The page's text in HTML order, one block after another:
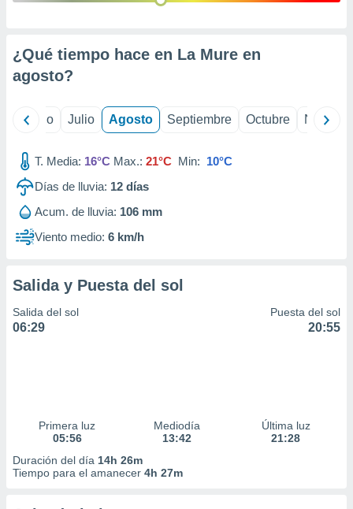
e
mediante
publicidad
publicidad
de
1199
¿Qué tiempo hace en La Mure en
agosto?
Junio Julio Agosto Septiembre Octubre
T. Media: 16°C Max.: 21°C Min: 10°C
Días de lluvia: 12 días
Acum. de lluvia: 106 mm
Viento medio: 6 km/h
Salida y Puesta del sol
Salida del sol
06:29
Puesta del sol
20:55
Primera luz
05:56
Mediodía
13:42
Última luz
21:28
Duración del día 14h 26m
Tiempo para el amanecer 4h 27m